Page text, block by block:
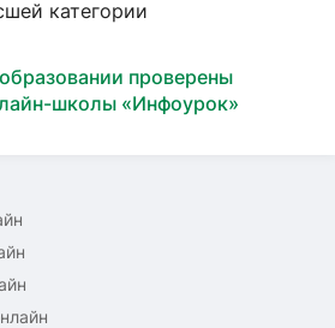
категории
проверены
школы «Инфоурок»